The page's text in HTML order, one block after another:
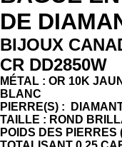
DE
BIJOUX
CR DD2850W
MÉTAL : OR 10K
BLANC
PIERRE(S) :
TAILLE : ROND
POIDS DES